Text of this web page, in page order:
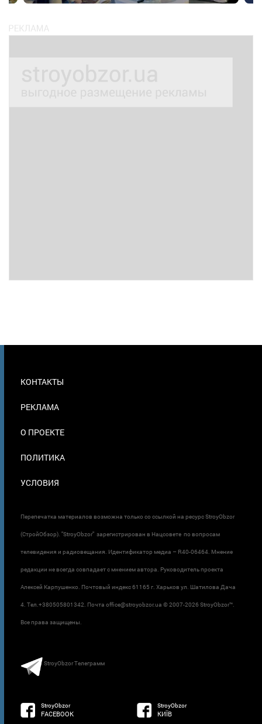
В
КОНТАКТЫ
РЕКЛАМА
О ПРОЕКТЕ
ПОЛИТИКА
УСЛОВИЯ
Перепечатка материалов возможна только со ссылкой на ресурс StroyObzor
(СтройОбзор). "StroyObzor" зарегистрирован в Нацсовете по вопросам
телевидения и радиовещания. Идентификатор медиа – R40-06464. Мнение
редакции не всегда совпадает с мнением автора. Руководитель проекта
Алексей Карпушенко. Почтовый индекс 61165 г. Харьков ул. Шатилова Дача
4. Тел.+380505801342. Почта office@stroyobzor.ua © 2007-2026 StroyObzor™.
Все права защищены.
StroyObzor Телеграмм
StroyObzor
FACEBOOK
StroyObzor
КИЇВ